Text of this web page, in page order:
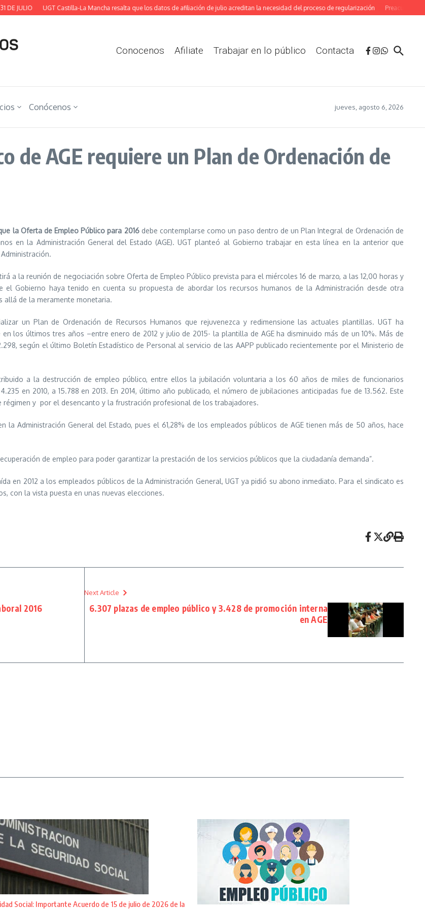
JULIO UGT Castilla-La Mancha resalta que los datos de afiliación de julio acreditan la necesidad del proceso de regularización Preacuerdo en
Conocenos Afiliate Trabajar en lo público Contacta
Conócenos jueves, agosto 6, 2026
de AGE requiere un Plan de Ordenación de
la Oferta de Empleo Público para 2016debe contemplarse como un paso dentro de un Plan Integral de Ordenación de
en la Administración General del Estado (AGE). UGT planteó al Gobierno trabajar en esta línea en la anterior que
a la reunión de negociación sobre Oferta de Empleo Público prevista para el miércoles 16 de marzo, a las 12,00 horas y
el Gobierno haya tenido en cuenta su propuesta de abordar los recursos humanos de la Administración desde otra
allá de la meramente monetaria.
un Plan de Ordenación de Recursos Humanos que rejuvenezca y redimensione las actuales plantillas. UGT ha
en los últimos tres años –entre enero de 2012 y julio de 2015- la plantilla de AGE ha disminuido más de un 10%. Más de
según el último Boletín Estadístico de Personal al servicio de las AAPP publicado recientemente por el Ministerio de
a la destrucción de empleo público, entre ellos la jubilación voluntaria a los 60 años de miles de funcionarios
en 2010, a 15.788 en 2013. En 2014, último año publicado, el número de jubilaciones anticipadas fue de 13.562. Este
y por el desencanto y la frustración profesional de los trabajadores.
Administración General del Estado, pues el 61,28% de los empleados públicos de AGE tienen más de 50 años, hace
de empleo para poder garantizar la prestación de los servicios públicos que la ciudadanía demanda”.
en 2012 a los empleados públicos de la Administración General, UGT ya pidió su abono inmediato. Para el sindicato es
con la vista puesta en unas nuevas elecciones.
2016
Next Article
6.307 plazas de empleo público y 3.428 de promoción interna
en AGE
Social: Importante Acuerdo de 15 de julio de 2026 de la